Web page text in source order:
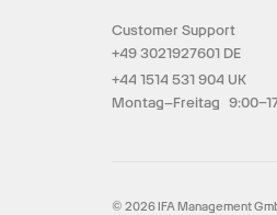
Customer Support
+49 3021927601 DE
+44 1514 531 904 UK
Montag–Freitag
© 2026 IFA Management